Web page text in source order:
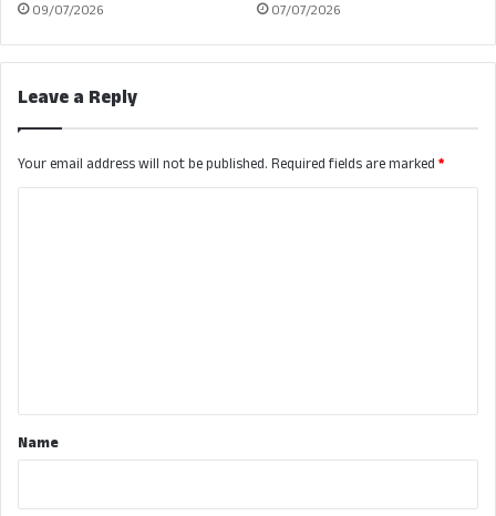
09/07/2026 07/07/2026
Leave a Reply
Your email address will not be published. Required fields are marked *
*Name